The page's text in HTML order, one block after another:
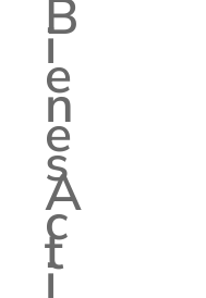
B
i
e
n
e
s
A
c
t
i